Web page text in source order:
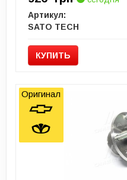
Артикул:
SATO TECH
КУПИТЬ
Оригинал